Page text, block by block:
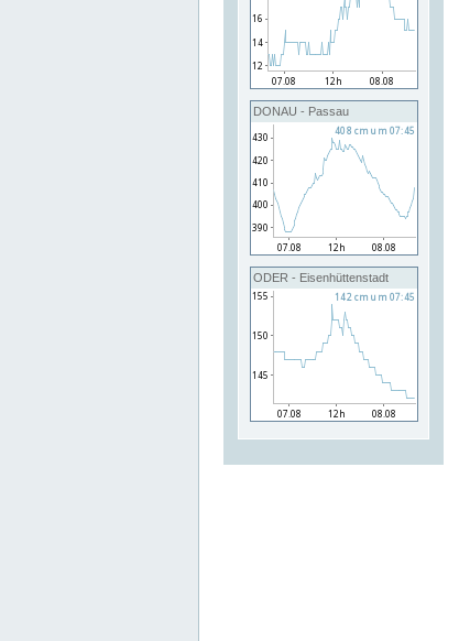
DONAU - Passau
ODER - Eisenhüttenstadt